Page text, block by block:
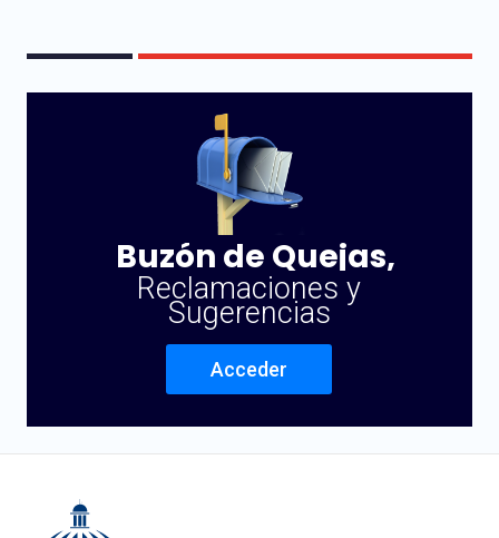
Buzón de Quejas,
Reclamaciones y
Sugerencias
Acceder